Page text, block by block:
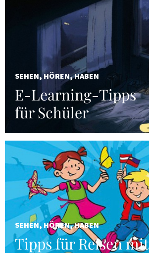
SEHEN, HÖREN, HABEN
E-Learning-Tipps
für Schüler
SEHEN, HÖREN, HABEN
Tipps für Reisen mit